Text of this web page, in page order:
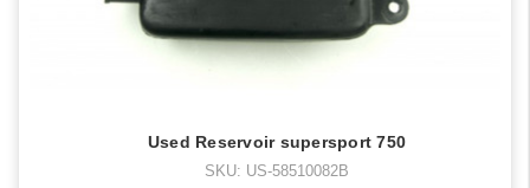
Used Reservoir supersport 750
SKU: US-58510082B